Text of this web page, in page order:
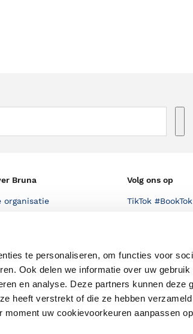
te personaliseren, om functies voor
Ook delen we informatie over uw
en analyse. Deze partners kunnen deze
heeft verstrekt of die ze hebben
uw cookievoorkeuren aanpassen op
Bruna
organisatie
Disclosure
Volg ons op
TikTok #BookTok